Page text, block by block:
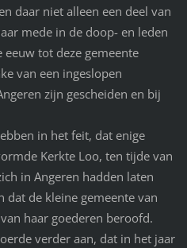
daar niet alleen een deel van
mede in de doop- en leden
eeuw tot deze gemeente
van een ingeslopen
zijn gescheiden en bij
in het feit, dat enige
Kerkte Loo, ten tijde van
in Angeren hadden laten
de kleine gemeente van
haar goederen beroofd.
verder aan, dat in het jaar